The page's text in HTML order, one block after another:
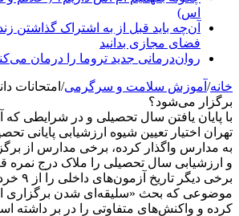
اس)
آن‌چه باید قبل از به اشتراک گذاشتن
فضای مجازی بدانید
روان‌درمانی جدید تروما را درمان
خانه/ آموزش سلامت و سرگرمی/ امتحانات
برگزار می‌شود؟
با پایان یافتن سال تحصیلی و در شرایطی
تهران اختیار تعیین شیوه ارزشیابی پایانی
به مدارس واگذار کرده، برخی مدارس از
و ارزشیابی سال تحصیلی را ملاک درج نمره
برخی
موضوعی که بحث «سلیقه‌ای شدن برگزاری
کرده و واکنش‌های متفاوتی را در بر داشته